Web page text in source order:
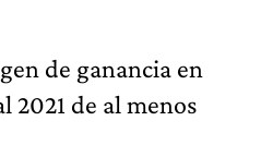
de ganancia en
2021 de al menos